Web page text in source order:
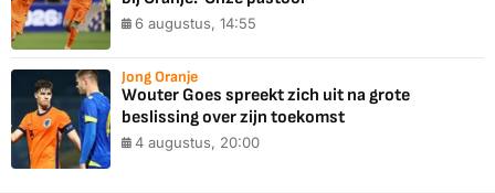
6 augustus, 14:55
Jong Oranje
Wouter Goes spreekt zich uit na grote
beslissing over zijn toekomst
4 augustus, 20:00